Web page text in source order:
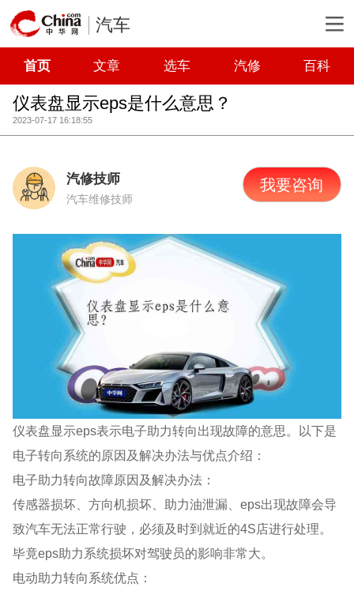
汽车
首页 文章 选车 汽修 百科
仪表盘显示eps是什么意思？
2023-07-17 16:18:55
汽修技师
汽车维修技师
我要咨询
仪表盘显示eps表示电子助力转向出现故障的意思。以下是
电子转向系统的原因及解决办法与优点介绍：
电子助力转向故障原因及解决办法：
传感器损坏、方向机损坏、助力油泄漏、eps出现故障会导
致汽车无法正常行驶，必须及时到就近的4S店进行处理。
毕竟eps助力系统损坏对驾驶员的影响非常大。
电动助力转向系统优点：